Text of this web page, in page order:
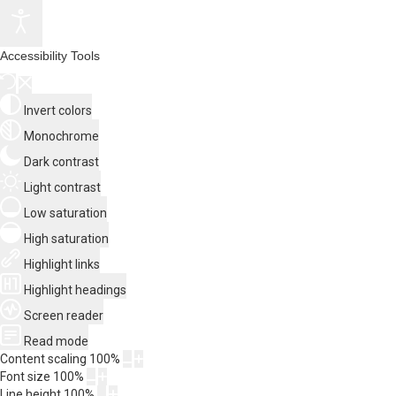
Accessibility Tools
Invert colors
Monochrome
Dark contrast
Light contrast
Low saturation
High saturation
Highlight links
Highlight headings
Screen reader
Read mode
Content scaling 100%
Font size 100%